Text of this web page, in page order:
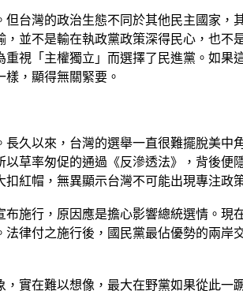
台灣的政治生態不同於其他民主國家
並不是輸在執政黨政策深得民心，也
視「主權獨立」而選擇了民進黨。如
，顯得無關緊要。
久以來，台灣的選舉一直很難擺脫美中
草率匆促的通過《反滲透法》，背後
紅帽，無異顯示台灣不可能出現專注政
施行，原因應是擔心影響總統選情。
律付之施行後，國民黨最佔優勢的兩
實在難以想像，最大在野黨如果從此